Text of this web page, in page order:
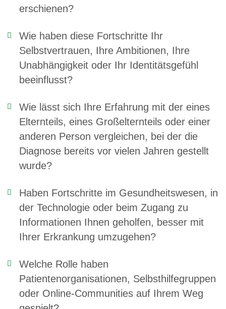
erschienen?
Wie haben diese Fortschritte Ihr
Selbstvertrauen, Ihre Ambitionen, Ihre
Unabhängigkeit oder Ihr Identitätsgefühl
beeinflusst?
Wie lässt sich Ihre Erfahrung mit der eines
Elternteils, eines Großelternteils oder einer
anderen Person vergleichen, bei der die
Diagnose bereits vor vielen Jahren gestellt
wurde?
Haben Fortschritte im Gesundheitswesen, in
der Technologie oder beim Zugang zu
Informationen Ihnen geholfen, besser mit
Ihrer Erkrankung umzugehen?
Welche Rolle haben
Patientenorganisationen, Selbsthilfegruppen
oder Online-Communities auf Ihrem Weg